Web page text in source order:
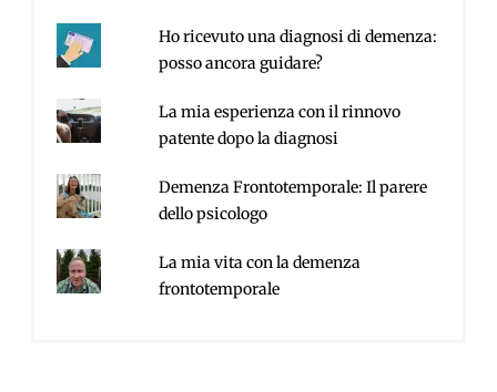
Ho ricevuto una diagnosi di demenza:
posso ancora guidare?
La mia esperienza con il rinnovo
patente dopo la diagnosi
Demenza Frontotemporale: Il parere
dello psicologo
La mia vita con la demenza
frontotemporale